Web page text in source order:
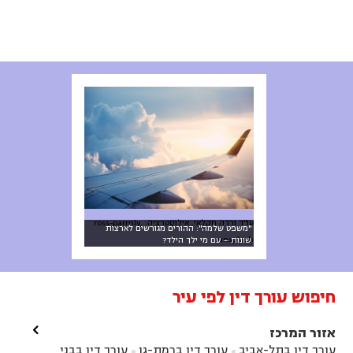
"משפט שלמה": ההורים מגורשים לארצות
שונות – עם מי ילך הילד?
עו"ד ורדה חקלאי, אילוסטרציה: ross-parmly,
unsplash
חיפוש עורך דין לפי עיר
אזור המרכז


